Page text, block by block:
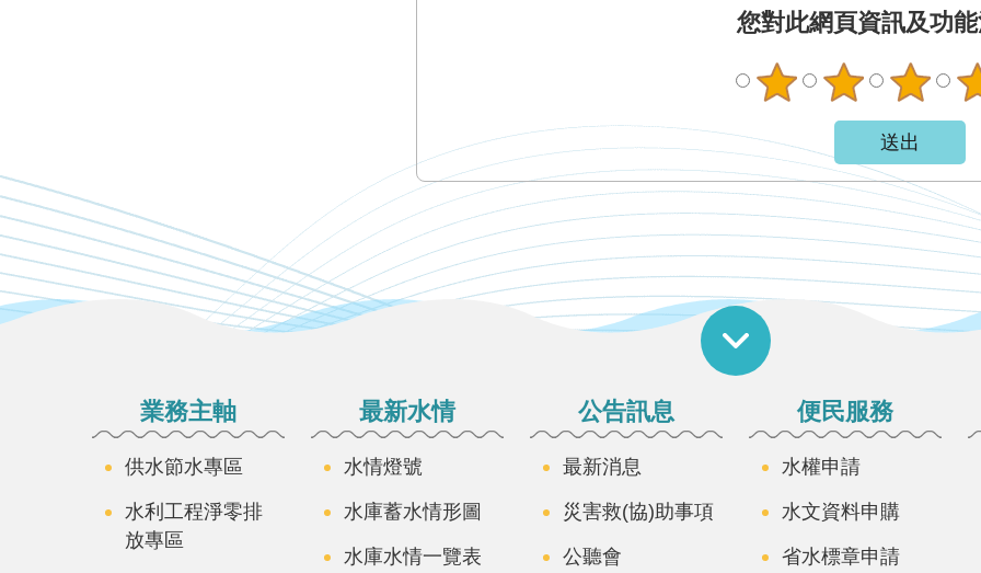
您對此網頁資訊及功
業務主軸
供水節水專區
水利工程淨零排
放專區
最新水情
水情燈號
水庫蓄水情形圖
水庫水情一覽表
公告訊息
最新消息
災害救(協)助事項
公聽會
便民服務
水權申請
水文資料申購
省水標章申請